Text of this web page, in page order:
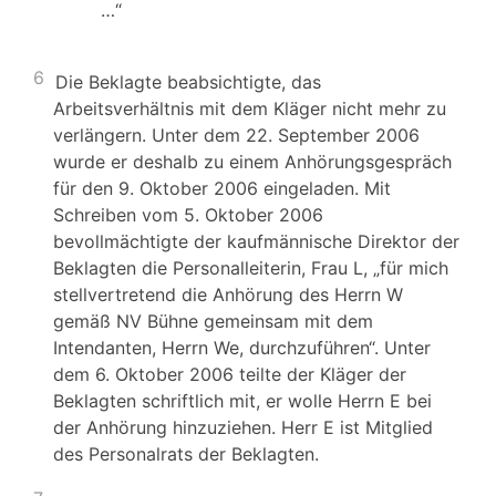
…“
6 Die Beklagte beabsichtigte, das
Arbeitsverhältnis mit dem Kläger nicht mehr zu
verlängern. Unter dem 22. September 2006
wurde er deshalb zu einem Anhörungsgespräch
für den 9. Oktober 2006 eingeladen. Mit
Schreiben vom 5. Oktober 2006
bevollmächtigte der kaufmännische Direktor der
Beklagten die Personalleiterin, Frau L, „für mich
stellvertretend die Anhörung des Herrn W
gemäß NV Bühne gemeinsam mit dem
Intendanten, Herrn We, durchzuführen“. Unter
dem 6. Oktober 2006 teilte der Kläger der
Beklagten schriftlich mit, er wolle Herrn E bei
der Anhörung hinzuziehen. Herr E ist Mitglied
des Personalrats der Beklagten.